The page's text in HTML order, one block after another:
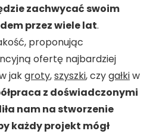
zachwycać swoim
przez wiele lat.
proponując
ofertę najbardziej
jakgroty,szyszki, czygałkiw
z doświadczonymi
nam na stworzenie
każdy projekt mógł